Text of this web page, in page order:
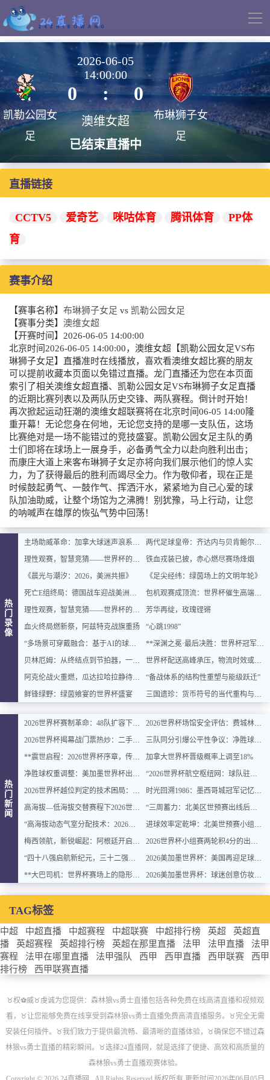
导
凯勒公园女
足
2026-06-05
14:00:00
0 : 0
澳维女超
已结束直播中
布琳狮子女
足
直播链接
CCTV5 爱奇艺 咪咕体育 腾讯体育
PP体
育
赛事介绍
【赛事名称】 布琳狮子女足 vs 凯勒公园女足
【赛事分类】 澳维女超
【开赛时间】 2026-06-05 14:00:00
北京时间2026-06-05 14:00:00，澳维女超【凯勒公园女足VS布
琳狮子女足】直播准时在线播放，喜欢看澳维女超比赛的朋友
可以提前收藏本页面以免错过直播。龙门直播还为您在本页面
索引了相关澳维女超直播、凯勒公园女足VS布琳狮子女足直播
的近期比赛列表以及两队历史交锋、两队赛程。倒计时开始！
再次掀起运动狂潮的澳维女超联赛将在北京时间06-05 14:00隆
重开幕！无论您身在何地，无论您支持的是哪一支队伍，这场
比赛绝对是一场不能错过的竞技盛宴。凯勒公园女足主队的勇
士们即将在球场上一展身手，必备勇气全力以赴向胜利出击；
而康庄大道上来客布琳狮子女足亦将向我们展示他们的惊人实
力，为了获得最后的胜利而竭尽全力。作为敬仰者，现在正是
时候鼓起勇气、一鼓作气、挥洒汗水，紧紧地为自己心爱的球
队加油助威，让整个场馆为之沸腾！别犹豫，马上行动，让您
的呐喊声在雄厚的恢弘气势中回荡！
热
门
录
像
主场助威革命：加拿大球迷声浪系统全面升级
理性观赛，智慧竞猜——世界杯的乐趣与平衡之道
《晨光与潮汐：2026，美洲共振》
死亡E组终局：德国战车迎战美洲双雄，出线密码即将揭晓
理性观赛，智慧竞猜——世界杯的乐趣与平衡之道
血火终局燃新祭，阿兹特克战旗重扬
“多场景可穿戴融合：基于AI的球迷体征数据实时整合与智能增强”
贝林厄姆：从终结点到节拍器，一位中场大师的进化论
阿克伦战火重燃，瓜达拉哈拉静待交锋
鲜锋绿野：绿茵飨宴的世界杯盛宴
两代足球皇帝：齐达内与贝肯鲍尔的史诗对话
铁血戎装已披，赤心燃尽赛场烽烟
《足尖经纬：绿茵场上的文明年轮》
包机观赛成顶流：世界杯催生高端出行新风口
芳华再绽，玫瑰铿锵
“心跳1998”
**深渊之冕·最后决胜：世界杯冠军终章**
世界杯配送高峰承压，物流时效或遇延迟挑战
“备战体系的结构性重塑与能级跃迁”
三国遗珍：货币符号的当代重构与文化价值再生
热
门
新
闻
2026世界杯赛制革命：48队扩容下的32强淘汰赛对阵逻辑与规则重塑深度解读
2026世界杯揭幕战门票热炒：二手价翻倍仍被瞬间抢空
**震世启程：2026世界杯序章，传奇燃动**
净胜球权重调整：美加墨世界杯出线规则或迎结构性变化
2026世界杯越位判定的技术困局：毫米级精确与物理极限的博弈边界
高海拔—低海拔交替赛程下2026世界杯球员血氧饱和度的动态追踪与影响机制分析
“高海拔动态气室分配技术：2026世界杯官方用球方案”
梅西领航，新锐崛起：阿根廷开启卫冕新征程
“四十八强启航新纪元，三十二强封存旧章：2026世界杯重塑格局”
**大巴司机：世界杯赛场上的隐形战术指挥官与极限驾驶训练**
2026世界杯场馆安全评估：费城林肯金融球场观众疏散通道宽度合规性深度分析
三队同分引爆公平性争议：净胜球规则再遭质疑
加拿大世界杯晋级概率上调至18%
“2026世界杯航空枢纽网：球队驻地与赛场的快速衔接设计”
时光回溯1986：墨西哥城冠军记忆主题民宿，重燃你的世界杯情怀
“三周蓄力：北美区世预赛出线后的体能优化策略”
进球效率定乾坤：北美世预赛小组排名背后的转化率密码
2026世界杯小组赛两轮积4分的出线概率与晋级稳定性分析
2026美加墨世界杯：美国再迎足球盛宴
2026美加墨世界杯：球迷创意仿妆致敬球星
TAG标签
中超 中超直播 中超赛程 中超联赛 中超排行榜 英超
英超直
播
英超赛程 英超排行榜 英超在那里直播 法甲 法甲直播
法甲
赛程
法甲在哪里直播 法甲强队 西甲 西甲直播 西甲联赛
西甲
排行榜
西甲联赛直播
♉️权⚽威♉️虔诚为您提供：森林狼vs勇士直播包括各种免费在线高清直播和视频观
看，♉️让您能够免费在线享受到森林狼vs勇士直播免费高清直播服务。♉️完全无需
安装任何插件。♉️我们致力于提供最流畅、最清晰的直播体验，♉️确保您不错过森
林狼vs勇士直播的精彩瞬间。♉️选择24直播网，就是选择了便捷、高效和高质量的
森林狼vs勇士直播观赛体验。